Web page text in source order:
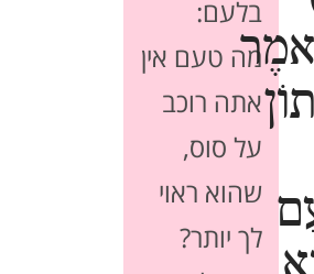
בלעם:
מה טעם אין
אתה רוכב
על סוס,
שהוא ראוי
לך יותר?